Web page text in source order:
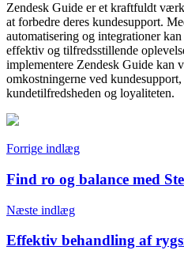
Zendesk Guide er et kraftfuldt
at forbedre deres kundesupport.
automatisering og integrationer
effektiv og tilfredsstillende
implementere Zendesk Guide kan
omkostningerne ved kundesupport,
kundetilfredsheden og loyaliteten.
Indlægsnavigation
Forrige indlæg
Find ro og balance med
Næste indlæg
Effektiv behandling af